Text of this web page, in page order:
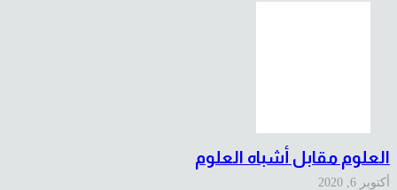
العلوم مقابل أشباه العلوم
أكتوبر 6, 2020